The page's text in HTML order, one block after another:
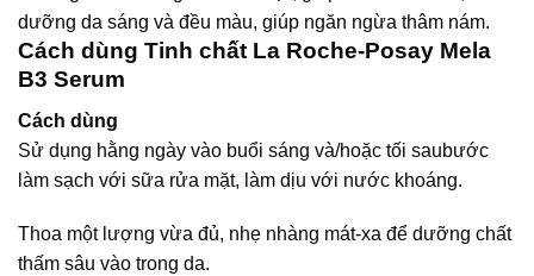
dưỡng da sáng và đều màu, giúp ngăn ngừa thâm nám.
Cách dùng Tinh chất La Roche-Posay Mela
B3 Serum
Cách dùng
Sử dụng hằng ngày vào buổi sáng và/hoặc tối saubước
làm sạch với sữa rửa mặt, làm dịu với nước khoáng.
Thoa một lượng vừa đủ, nhẹ nhàng mát-xa để dưỡng chất
thấm sâu vào trong da.